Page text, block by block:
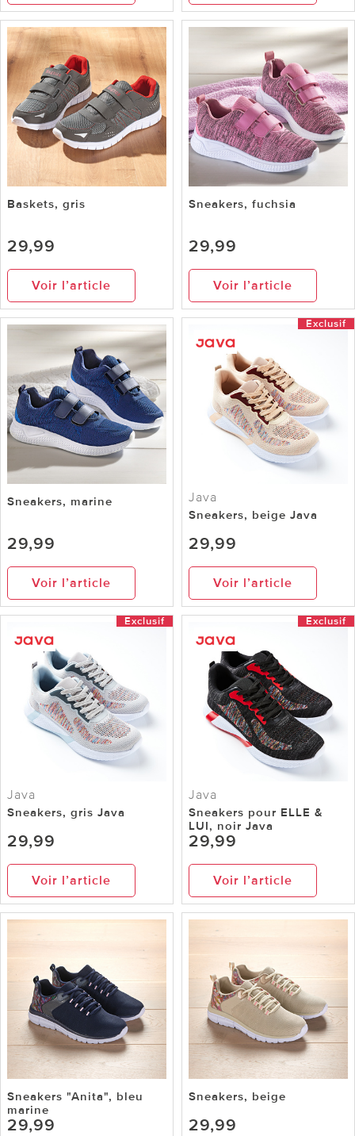
Baskets, gris
29,99
Voir l’article
Sneakers, fuchsia
29,99
Voir l’article
Sneakers, marine
29,99
Voir l’article
Exclusif
Java
Sneakers, beige Java
29,99
Voir l’article
Exclusif
Java
Sneakers, gris Java
29,99
Voir l’article
Exclusif
Java
Sneakers pour ELLE &
LUI, noir Java
29,99
Voir l’article
Sneakers "Anita", bleu
marine
29,99
Sneakers, beige
29,99